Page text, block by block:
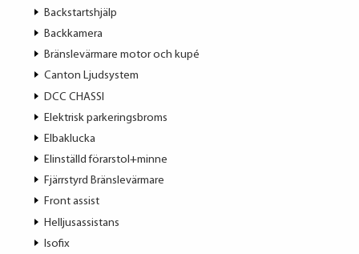
Backstartshjälp
Backkamera
Bränslevärmare motor och kupé
Canton Ljudsystem
DCC CHASSI
Elektrisk parkeringsbroms
Elbaklucka
Elinställd förarstol+minne
Fjärrstyrd Bränslevärmare
Front assist
Helljusassistans
Isofix